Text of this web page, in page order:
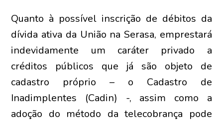
Quanto à possível inscrição de débitos da
dívida ativa da União na Serasa, emprestará
indevidamente um caráter privado a
créditos públicos que já são objeto de
cadastro próprio – o Cadastro de
Inadimplentes (Cadin) -, assim como a
adoção do método da telecobrança pode